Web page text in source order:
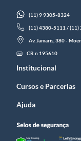
(11) 9 9305-8324
(11) 4380-5111 / (11)
Av. Jamaris, 380 -
CR n 195610
Institucional
Cursos e Parcerias
Ajuda